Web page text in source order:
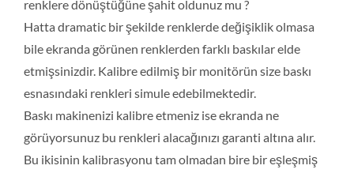
renklere dönüştüğüne şahit oldunuz mu ?
Hatta dramatic bir şekilde renklerde değişiklik olmasa
bile ekranda görünen renklerden farklı baskılar elde
etmişsinizdir. Kalibre edilmiş bir monitörün size baskı
esnasındaki renkleri simule edebilmektedir.
Baskı makinenizi kalibre etmeniz ise ekranda ne
görüyorsunuz bu renkleri alacağınızı garanti altına alır.
Bu ikisinin kalibrasyonu tam olmadan bire bir eşleşmiş